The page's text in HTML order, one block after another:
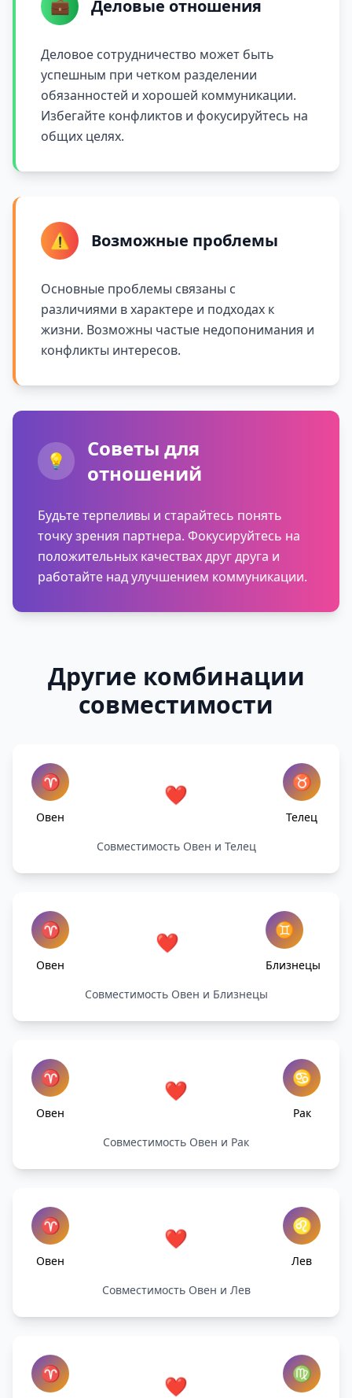
💼 Деловые отношения
Деловое сотрудничество может быть
успешным при четком разделении
обязанностей и хорошей коммуникации.
Избегайте конфликтов и фокусируйтесь на
общих целях.
⚠️ Возможные проблемы
Основные проблемы связаны с
различиями в характере и подходах к
жизни. Возможны частые недопонимания и
конфликты интересов.
💡
Советы для
отношений
Будьте терпеливы и старайтесь понять
точку зрения партнера. Фокусируйтесь на
положительных качествах друг друга и
работайте над улучшением коммуникации.
Другие комбинации
совместимости
♈
Овен
❤️ ♉
Телец
Совместимость Овен и Телец
♈
Овен
❤️ ♊
Близнецы
Совместимость Овен и Близнецы
♈
Овен
❤️ ♋
Рак
Совместимость Овен и Рак
♈
Овен
❤️ ♌
Лев
Совместимость Овен и Лев
♈ ❤️ ♍